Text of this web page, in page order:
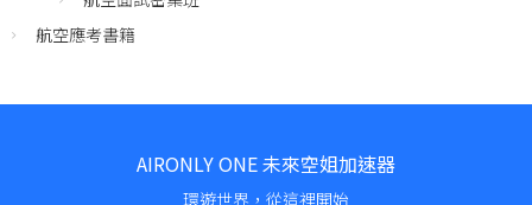
航空應考書籍
AIRONLY ONE 未來空姐加速器
環遊世界，從這裡開始